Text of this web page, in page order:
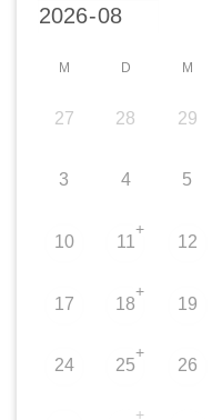
M D M
27 28 29
3 4 5
10 11
+
12
17 18
+
19
24 25
+
26
+